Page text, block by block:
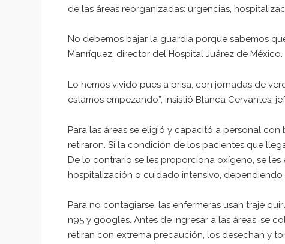
de las áreas reorganizadas: urgencias,
No debemos bajar la guardia porque sabemos
Manríquez, director del Hospital Juárez de México.
Lo hemos vivido pues a prisa, con jornadas de
estamos empezando”, insistió Blanca Cervantes,
Para las áreas se eligió y capacitó a personal
retiraron. Si la condición de los pacientes que
De lo contrario se les proporciona oxígeno, se les
hospitalización o cuidado intensivo,
Para no contagiarse, las enfermeras usan traje
n95 y googles. Antes de ingresar a las áreas, se
retiran con extrema precaución, los desechan y